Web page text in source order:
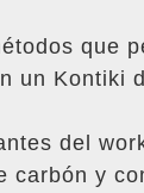
que
un Kontiki
del
carbón y